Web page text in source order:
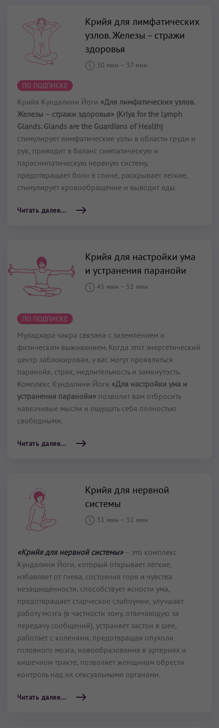
Крийя для лимфатических
узлов. Железы – стражи
здоровья
30 мин – 37 мин
ПО ПОДПИСКЕ
Крийя Кундалини Йоги «Для лимфатических узлов.
Железы – стражи здоровья» (Kriya for the Lymph
Glands. Glands are the Guardians of Health)
стимулирует лимфатические узлы в области груди и
рук, приводит в баланс симпатическую и
парасимпатическую нервную систему,
предотвращает боли в спине, раскрывает легкие,
стимулирует кровообращение и выводит яды.
Читать далее...
Крийя для настройки ума
и устранения паранойи
45 мин – 51 мин
ПО ПОДПИСКЕ
Муладхара чакра связана с заземлением и
физическим выживанием. Когда этот энергетический
центр заблокирован, у вас могут проявляться
паранойя, страх, медлительность и замкнутость.
Комплекс Кундалини Йоги «Для настройки ума и
устранения паранойи» позволит вам отбросить
навязчивые мысли и ощущать себя полностью
свободными.
Читать далее...
Крийя для нервной
системы
31 мин – 31 мин
«Крийя для нервной системы»– это комплекс
Кундалини Йоги, который открывает лёгкие,
избавляет от гнева, состояния горя и чувства
незащищённости, способствует ясности ума,
предотвращает старческое слабоумие, улучшает
работу мозга (в частности зону, отвечающую за
передачу сообщений), устраняет застои в шее,
работает с коленями, предотвращая опухоли
головного мозга, новообразования в артериях и
кишечном тракте, позволяет женщинам обрести
контроль над их сексуальными органами.
Читать далее...